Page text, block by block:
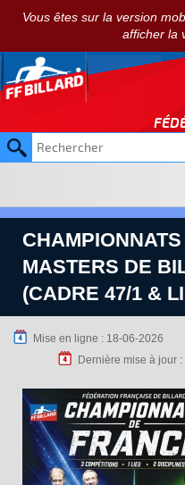
Vous êtes sur la version
afficher la
MASTERS DE
(CADRE 47/1 &
Mise en ligne : 18-06-2026
Dernière mise à jour